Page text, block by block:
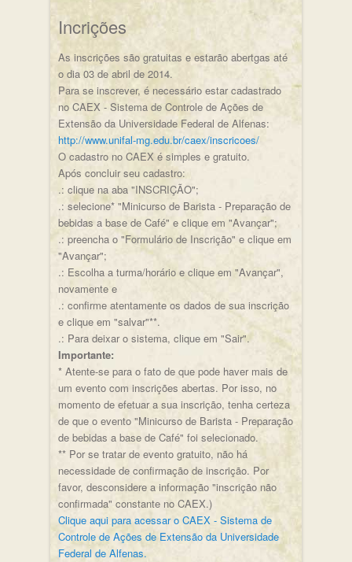
Incrições
As inscrições são gratuitas e estarão abertgas até
o dia 03 de abril de 2014.
Para se inscrever, é necessário estar cadastrado
no CAEX - Sistema de Controle de Ações de
Extensão da Universidade Federal de Alfenas:
http://www.unifal-mg.edu.br/caex/inscricoes/
O cadastro no CAEX é simples e gratuito.
Após concluir seu cadastro:
.: clique na aba "INSCRIÇÃO";
.: selecione* "Minicurso de Barista - Preparação de
bebidas a base de Café" e clique em "Avançar";
.: preencha o "Formulário de Inscrição" e clique em
"Avançar";
.: Escolha a turma/horário e clique em "Avançar",
novamente e
.: confirme atentamente os dados de sua inscrição
e clique em "salvar"**.
.: Para deixar o sistema, clique em "Sair".
Importante:
* Atente-se para o fato de que pode haver mais de
um evento com inscrições abertas. Por isso, no
momento de efetuar a sua inscrição, tenha certeza
de que o evento "Minicurso de Barista - Preparação
de bebidas a base de Café" foi selecionado.
** Por se tratar de evento gratuito, não há
necessidade de confirmação de inscrição. Por
favor, desconsidere a informação "inscrição não
confirmada" constante no CAEX.)
Clique aqui para acessar o CAEX - Sistema de
Controle de Ações de Extensão da Universidade
Federal de Alfenas.